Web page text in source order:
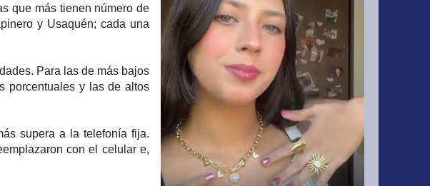
que más tienen número de
y Usaquén; cada una
Para las de más bajos
porcentuales y las de altos
supera a la telefonía fija.
con el celular e,